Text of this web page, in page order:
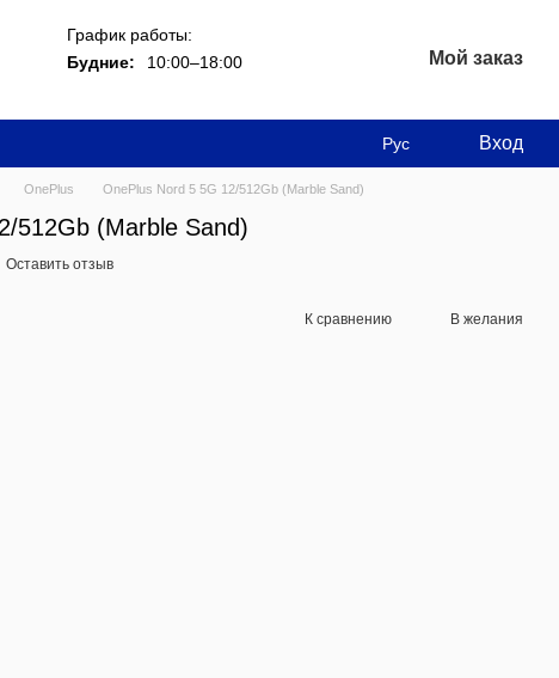
График работы:
Будние:
10:00–18:00 Мой заказ
Рус Вход
OnePlus OnePlus Nord 5 5G 12/512Gb (Marble Sand)
512Gb (Marble Sand)
Оставить отзыв
К сравнению В желания